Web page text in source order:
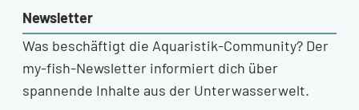
Newsletter
Was beschäftigt die Aquaristik-Community? Der
my-fish-Newsletter informiert dich über
spannende Inhalte aus der Unterwasserwelt.